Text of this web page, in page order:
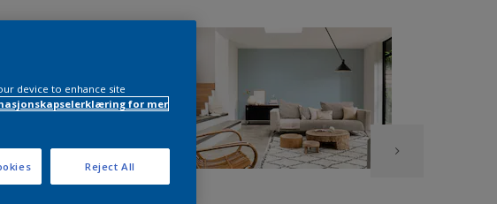
device to enhance site
for mer
Reject All